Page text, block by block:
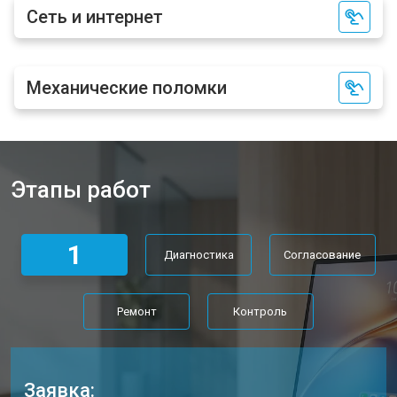
Сеть и интернет
Механические поломки
Этапы работ
1 Диагностика Согласование
Ремонт Контроль
Заявка: